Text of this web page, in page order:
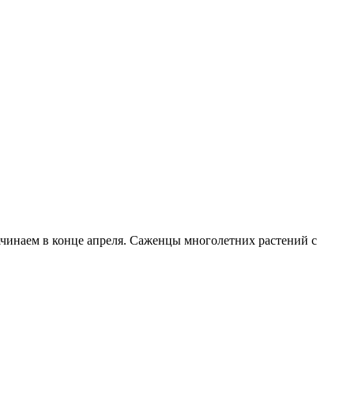
в конце апреля. Саженцы многолетних растений с